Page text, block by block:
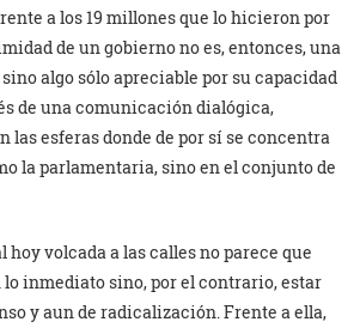
a los 19 millones que lo hicieron por
de un gobierno no es, entonces, una
algo sólo apreciable por su capacidad
de una comunicación dialógica,
las esferas donde de por sí se concentra
la parlamentaria, sino en el conjunto de
volcada a las calles no parece que
inmediato sino, por el contrario, estar
y aun de radicalización. Frente a ella,